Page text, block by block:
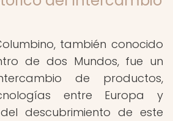
también conocido
de dos Mundos, fue un
de productos,
entre Europa y
descubrimiento de este